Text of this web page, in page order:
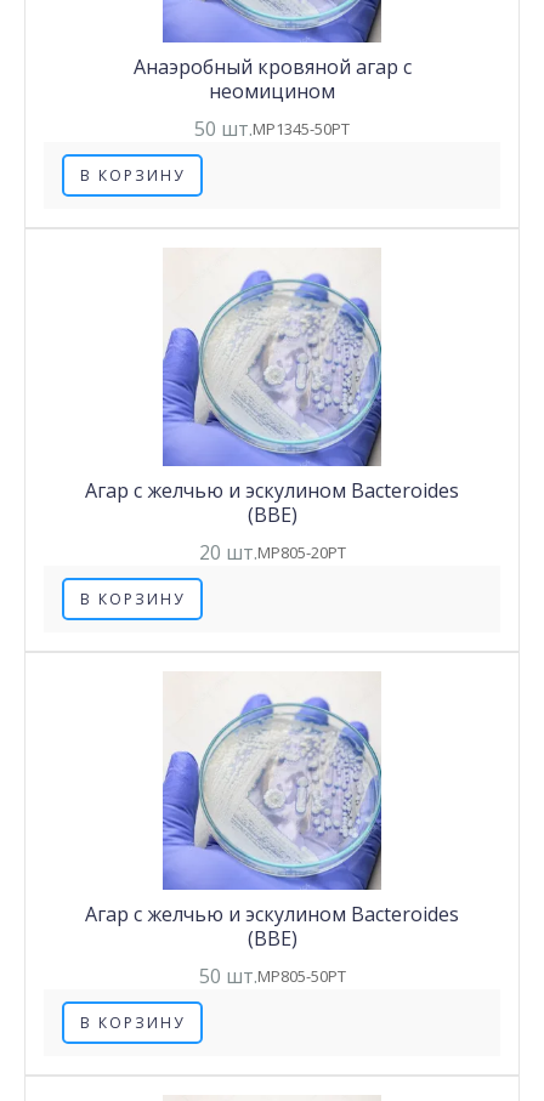
Анаэробный кровяной агар с
неомицином
50 шт.MP1345-50PT
В КОРЗИНУ
Агар с желчью и эскулином Bacteroides
(BBE)
20 шт.MP805-20PT
В КОРЗИНУ
Агар с желчью и эскулином Bacteroides
(BBE)
50 шт.MP805-50PT
В КОРЗИНУ